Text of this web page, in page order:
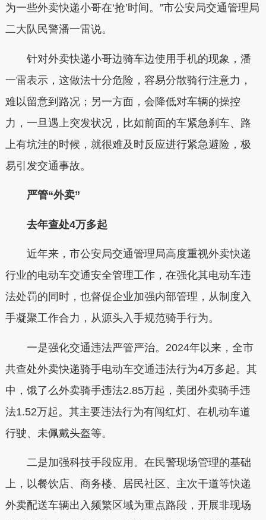
为一些外卖快递小哥在‘抢’时间。”市公安局交通管理局
二大队民警潘一雷说。
针对外卖快递小哥边骑车边使用手机的现象，潘
一雷表示，这做法十分危险，容易分散骑行注意力，
难以留意到路况；另一方面，会降低对车辆的操控
力，一旦遇上突发状况，比如前面的车紧急刹车、路
上有坑洼的时候，就很难及时反应进行紧急避险，极
易引发交通事故。
严管“外卖”
去年查处4万多起
近年来，市公安局交通管理局高度重视外卖快递
行业的电动车交通安全管理工作，在强化其电动车违
法处罚的同时，也督促企业加强内部管理，从制度入
手凝聚工作合力，从源头入手规范骑手行为。
一是强化交通违法严管严治。2024年以来，全市
共查处外卖快递骑手电动车交通违法行为4万多起。其
中，饿了么外卖骑手违法2.85万起，美团外卖骑手违
法1.52万起。其主要违法行为有闯红灯、在机动车道
行驶、未佩戴头盔等。
二是加强科技手段应用。在民警现场管理的基础
上，以餐饮店、商务楼、居民社区、主次干道等快递
外卖配送车辆出入频繁区域为重点路段，开展非现场